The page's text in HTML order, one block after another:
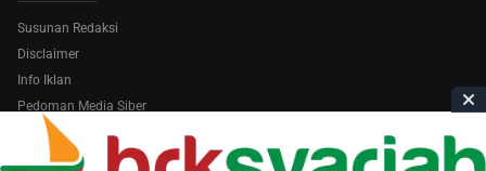
Susunan Redaksi
Disclaimer
Info Iklan
Pedoman Media Siber